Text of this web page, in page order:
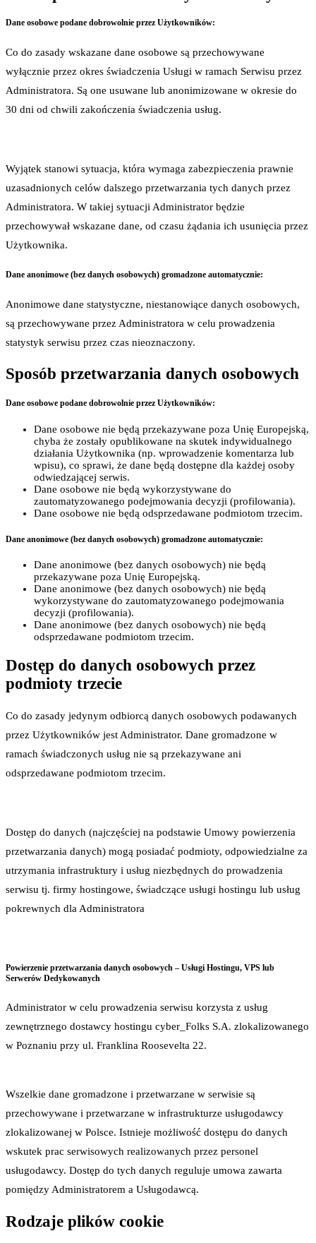
Dane osobowe podane dobrowolnie przez Użytkowników:
Co do zasady wskazane dane osobowe są przechowywane
wyłącznie przez okres świadczenia Usługi w ramach Serwisu przez
Administratora. Są one usuwane lub anonimizowane w okresie do
30 dni od chwili zakończenia świadczenia usług.
Wyjątek stanowi sytuacja, która wymaga zabezpieczenia prawnie
uzasadnionych celów dalszego przetwarzania tych danych przez
Administratora. W takiej sytuacji Administrator będzie
przechowywał wskazane dane, od czasu żądania ich usunięcia przez
Użytkownika.
Dane anonimowe (bez danych osobowych) gromadzone automatycznie:
Anonimowe dane statystyczne, niestanowiące danych osobowych,
są przechowywane przez Administratora w celu prowadzenia
statystyk serwisu przez czas nieoznaczony.
Sposób przetwarzania danych osobowych
Dane osobowe podane dobrowolnie przez Użytkowników:
Dane osobowe nie będą przekazywane poza Unię Europejską,
chyba że zostały opublikowane na skutek indywidualnego
działania Użytkownika (np. wprowadzenie komentarza lub
wpisu), co sprawi, że dane będą dostępne dla każdej osoby
odwiedzającej serwis.
Dane osobowe nie będą wykorzystywane do
zautomatyzowanego podejmowania decyzji (profilowania).
Dane osobowe nie będą odsprzedawane podmiotom trzecim.
Dane anonimowe (bez danych osobowych) gromadzone automatycznie:
Dane anonimowe (bez danych osobowych) nie będą
przekazywane poza Unię Europejską.
Dane anonimowe (bez danych osobowych) nie będą
wykorzystywane do zautomatyzowanego podejmowania
decyzji (profilowania).
Dane anonimowe (bez danych osobowych) nie będą
odsprzedawane podmiotom trzecim.
Dostęp do danych osobowych przez
podmioty trzecie
Co do zasady jedynym odbiorcą danych osobowych podawanych
przez Użytkowników jest Administrator. Dane gromadzone w
ramach świadczonych usług nie są przekazywane ani
odsprzedawane podmiotom trzecim.
Dostęp do danych (najczęściej na podstawie Umowy powierzenia
przetwarzania danych) mogą posiadać podmioty, odpowiedzialne za
utrzymania infrastruktury i usług niezbędnych do prowadzenia
serwisu tj. firmy hostingowe, świadczące usługi hostingu lub usług
pokrewnych dla Administratora
Powierzenie przetwarzania danych osobowych – Usługi Hostingu, VPS lub
Serwerów Dedykowanych
Administrator w celu prowadzenia serwisu korzysta z usług
zewnętrznego dostawcy hostingu cyber_Folks S.A. zlokalizowanego
w Poznaniu przy ul. Franklina Roosevelta 22.
Wszelkie dane gromadzone i przetwarzane w serwisie są
przechowywane i przetwarzane w infrastrukturze usługodawcy
zlokalizowanej w Polsce. Istnieje możliwość dostępu do danych
wskutek prac serwisowych realizowanych przez personel
usługodawcy. Dostęp do tych danych reguluje umowa zawarta
pomiędzy Administratorem a Usługodawcą.
Rodzaje plików cookie